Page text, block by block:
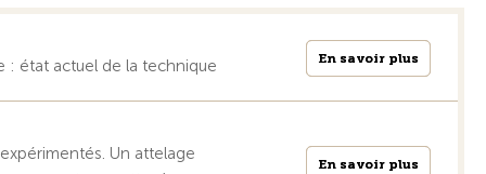
: état actuel de la technique En savoir plus
En savoir plus
Un attelage
En savoir plus
En savoir plus